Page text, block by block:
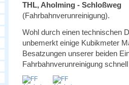
THL, Aholming - Schloßweg
(Fahrbahnverunreinigung).
Wohl durch einen technischen
unbemerkt einige Kubikmeter
Besatzungen unserer beiden
Fahrbahnverunreinigung